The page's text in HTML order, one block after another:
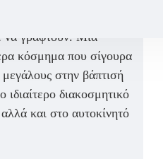
επιθυμίας καθώς και
να γραφτούν. Μια
κόσμημα που σίγουρα
στην βάπτισή
ιδιαίτερο διακοσμητικό
και στο αυτοκίνητό